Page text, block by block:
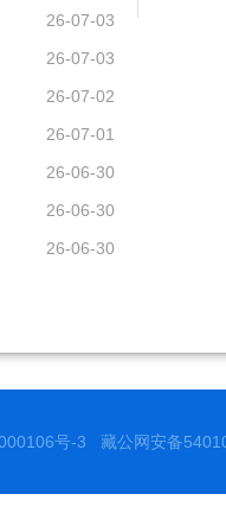
26-07-03
26-07-03
26-07-02
26-07-01
26-06-30
26-06-30
26-06-30
号-3 藏公网安备